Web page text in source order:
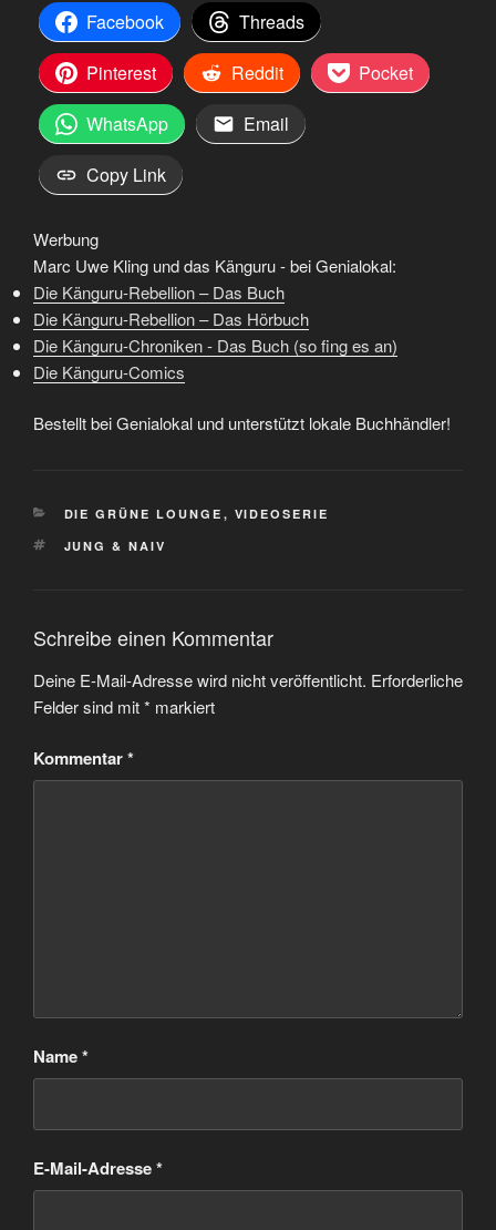
Facebook
Threads
Pinterest
Reddit
Pocket
WhatsApp
Email
Copy Link
Werbung
Marc Uwe Kling und das Känguru - bei Genialokal:
Die Känguru-Rebellion – Das Buch
Die Känguru-Rebellion – Das Hörbuch
Die Känguru-Chroniken - Das Buch (so fing es an)
Die Känguru-Comics
Bestellt bei Genialokal und unterstützt lokale Buchhändler!
KATEGORIEN
DIE GRÜNE LOUNGE , VIDEOSERIE
SCHLAGWÖRTER
JUNG & NAIV
Schreibe einen Kommentar
Deine E-Mail-Adresse wird nicht veröffentlicht. Erforderliche
Felder sind mit* markiert
Kommentar*
Name*
E-Mail-Adresse*